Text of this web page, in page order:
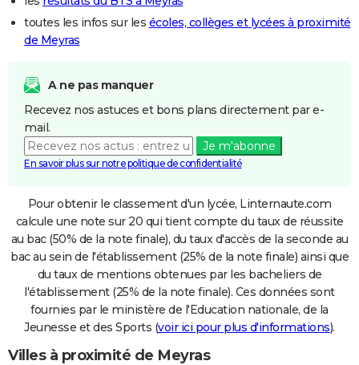
toutes les infos sur les écoles, collèges et lycées à proximité
de Meyras
A ne pas manquer
Recevez nos astuces et bons plans directement par e-
mail.
Je m'abonne
En savoir plus sur notre politique de confidentialité
Pour obtenir le classement d'un lycée, Linternaute.com
calcule une note sur 20 qui tient compte du taux de réussite
au bac (50% de la note finale), du taux d'accès de la seconde au
bac au sein de l'établissement (25% de la note finale) ainsi que
du taux de mentions obtenues par les bacheliers de
l'établissement (25% de la note finale). Ces données sont
fournies par le ministère de l'Education nationale, de la
Jeunesse et des Sports (voir ici pour plus d'informations).
Villes à proximité de Meyras